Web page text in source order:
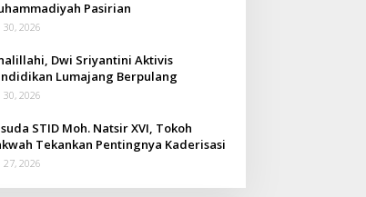
Pasirian
30, 2026
Dwi Sriyantini Aktivis
Lumajang Berpulang
30, 2026
STID Moh. Natsir XVI, Tokoh
Tekankan Pentingnya Kaderisasi
27, 2026